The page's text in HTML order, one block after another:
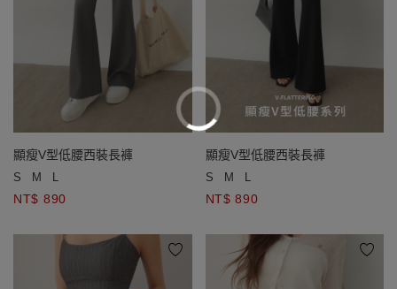
顯瘦V型低腰西裝長褲
S M L
NT$ 890
顯瘦V型低腰西裝長褲
S M L
NT$ 890